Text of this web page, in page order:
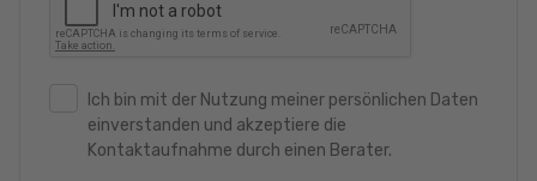
Ich bin mit der Nutzung meiner persönlichen Daten
einverstanden und akzeptiere die
Kontaktaufnahme durch einen Berater.